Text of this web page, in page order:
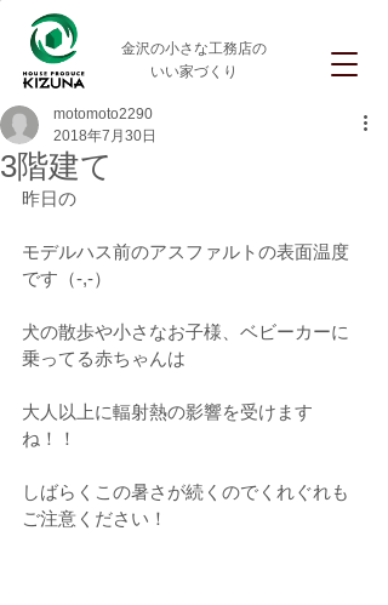
金沢の小さな工務店の
いい家づくり
3階建て
motomoto2290
2018年7月30日
昨日の
モデルハス前のアスファルトの表面温度
です（-,-）
犬の散歩や小さなお子様、ベビーカーに
乗ってる赤ちゃんは
大人以上に輻射熱の影響を受けます
ね！！
しばらくこの暑さが続くのでくれぐれも
ご注意ください！